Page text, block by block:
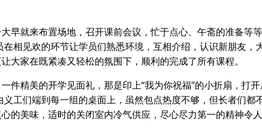
早就来布置场地，召开课前会议，忙于点心、午斋的准备
相见欢的环节让学员们熟悉环境，互相介绍，认识新朋友
大家在既紧凑又轻松的氛围下，顺利的完成了所有课程。
件精美的开学见面礼，那是印上“我为你祝福”的小折扇，打
工们端到每一组的桌面上，虽然包点热度不够，但长者们
的美味，适时的关闭室内冷气供应，尽心尽力第一的精神令人